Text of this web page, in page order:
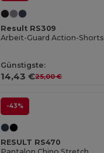
Result RS309
Arbeit-Guard Action-Shorts
Günstigste:
14,43 €25,00 €
-43%
RESULT RS470